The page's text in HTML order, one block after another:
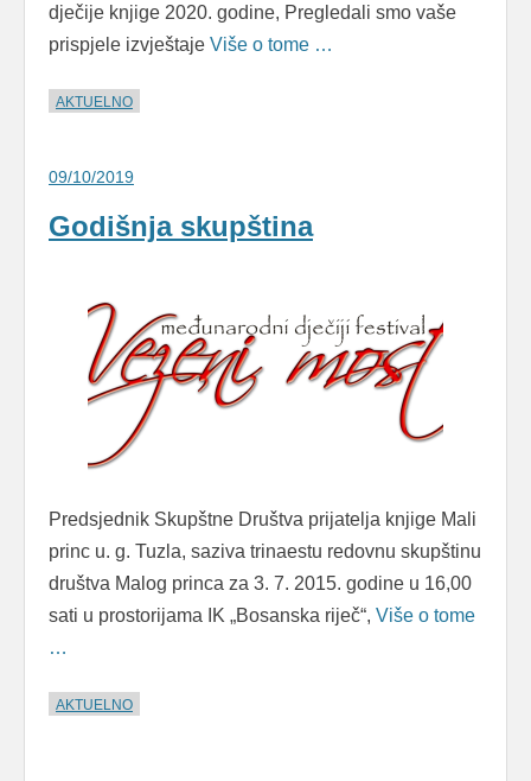
dječije knjige 2020. godine, Pregledali smo vaše
prispjele izvještaje Više o tome …
AKTUELNO
09/10/2019
Godišnja skupština
Predsjednik Skupštne Društva prijatelja knjige Mali
princ u. g. Tuzla, saziva trinaestu redovnu skupštinu
društva Malog princa za 3. 7. 2015. godine u 16,00
sati u prostorijama IK „Bosanska riječ“, Više o tome
…
AKTUELNO